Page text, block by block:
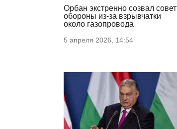
Орбан экстренно созвал совет
обороны из-за взрывчатки
около газопровода
5 апреля 2026, 14:54